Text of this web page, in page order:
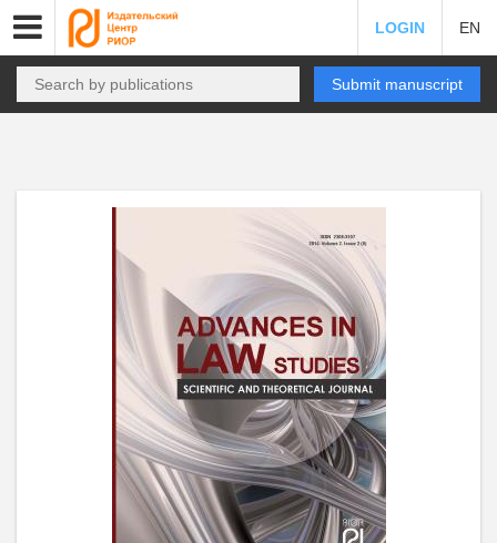
LOGIN EN
Submit manuscript